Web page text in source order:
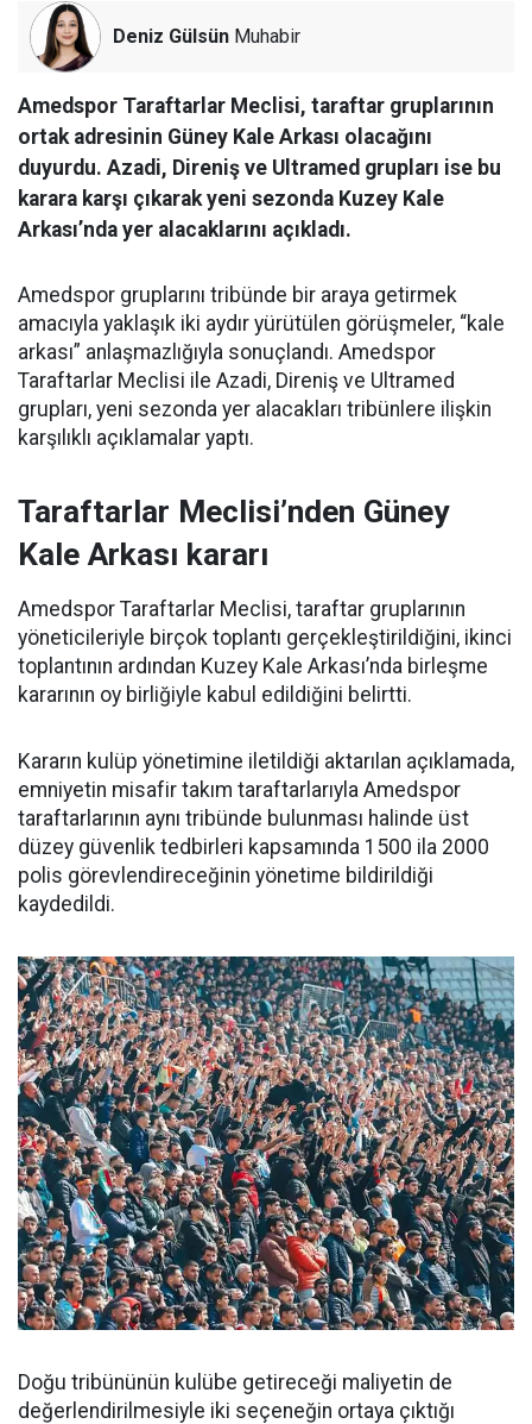
Deniz Gülsün Muhabir
Amedspor Taraftarlar Meclisi, taraftar gruplarının
ortak adresinin Güney Kale Arkası olacağını
duyurdu. Azadi, Direniş ve Ultramed grupları ise bu
karara karşı çıkarak yeni sezonda Kuzey Kale
Arkası’nda yer alacaklarını açıkladı.
Amedspor gruplarını tribünde bir araya getirmek
amacıyla yaklaşık iki aydır yürütülen görüşmeler, “kale
arkası” anlaşmazlığıyla sonuçlandı. Amedspor
Taraftarlar Meclisi ile Azadi, Direniş ve Ultramed
grupları, yeni sezonda yer alacakları tribünlere ilişkin
karşılıklı açıklamalar yaptı.
Taraftarlar Meclisi’nden Güney
Kale Arkası kararı
Amedspor Taraftarlar Meclisi, taraftar gruplarının
yöneticileriyle birçok toplantı gerçekleştirildiğini, ikinci
toplantının ardından Kuzey Kale Arkası’nda birleşme
kararının oy birliğiyle kabul edildiğini belirtti.
Kararın kulüp yönetimine iletildiği aktarılan açıklamada,
emniyetin misafir takım taraftarlarıyla Amedspor
taraftarlarının aynı tribünde bulunması halinde üst
düzey güvenlik tedbirleri kapsamında 1500 ila 2000
polis görevlendireceğinin yönetime bildirildiği
kaydedildi.
Doğu tribününün kulübe getireceği maliyetin de
değerlendirilmesiyle iki seçeneğin ortaya çıktığı